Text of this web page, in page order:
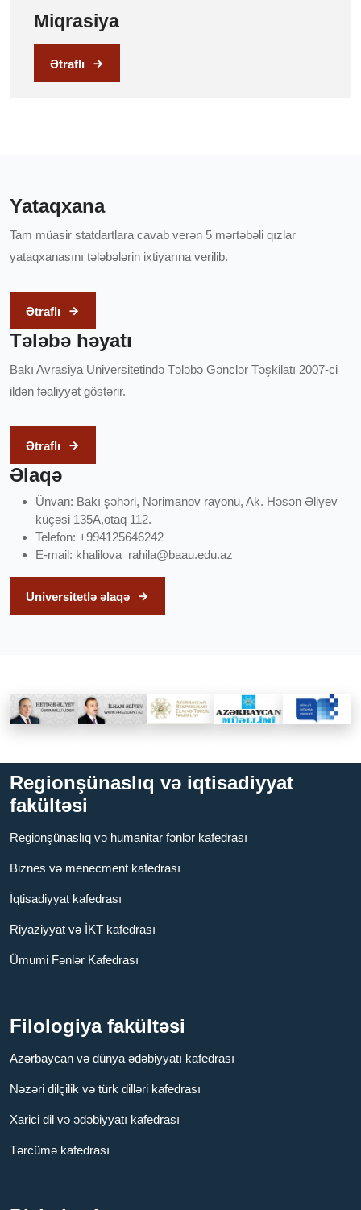
Miqrasiya
Ətraflı
Yataqxana
Tam müasir statdartlara cavab verən 5 mərtəbəli qızlar
yataqxanasını tələbələrin ixtiyarına verilib.
Ətraflı
Tələbə həyatı
Bakı Avrasiya Universitetində Tələbə Gənclər Təşkilatı 2007-ci
ildən fəaliyyət göstərir.
Ətraflı
Əlaqə
Ünvan: Bakı şəhəri, Nərimanov rayonu, Ak. Həsən Əliyev
küçəsi 135A,otaq 112.
Telefon: +994125646242
E-mail: khalilova_rahila@baau.edu.az
Universitetlə əlaqə
Regionşünaslıq və iqtisadiyyat
fakültəsi
Regionşünaslıq və humanitar fənlər kafedrası
Biznes və menecment kafedrası
İqtisadiyyat kafedrası
Riyaziyyat və İKT kafedrası
Ümumi Fənlər Kafedrası
Filologiya fakültəsi
Azərbaycan və dünya ədəbiyyatı kafedrası
Nəzəri dilçilik və türk dilləri kafedrası
Xarici dil və ədəbiyyatı kafedrası
Tərcümə kafedrası